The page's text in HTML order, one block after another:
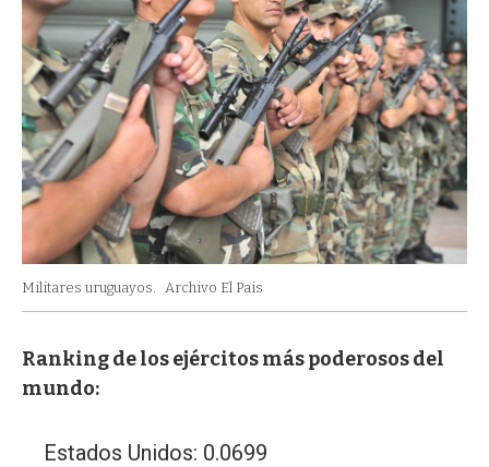
Militares uruguayos. Archivo El Pais
Ranking de los ejércitos más poderosos del
mundo:
Estados Unidos: 0.0699